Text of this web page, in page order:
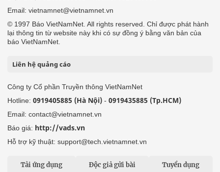
Email: vietnamnet@vietnamnet.vn
© 1997 Báo VietNamNet. All rights reserved. Chỉ được phát hành
lại thông tin từ website này khi có sự đồng ý bằng văn bản của
báo VietNamNet.
Liên hệ quảng cáo
Công ty Cổ phần Truyền thông VietNamNet
Hotline: 0919405885 (Hà Nội) - 0919435885 (Tp.HCM)
Email: contact@vietnamnet.vn
Báo giá: http://vads.vn
Hỗ trợ kỹ thuật: support@tech.vietnamnet.vn
Tải ứng dụng Độc giả gửi bài Tuyển dụng